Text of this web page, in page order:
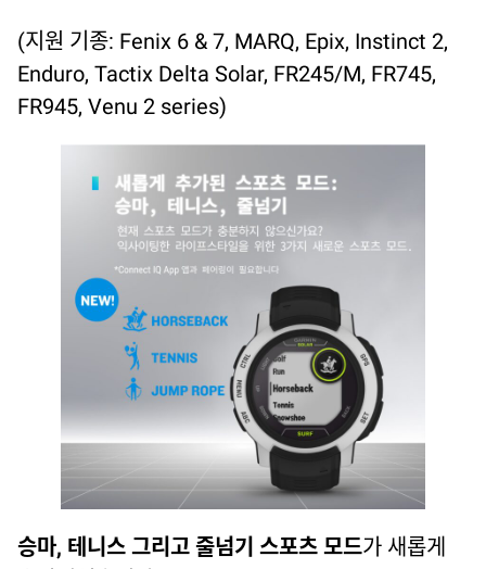
(지원 기종: Fenix 6 & 7, MARQ, Epix, Instinct 2,
Enduro, Tactix Delta Solar, FR245/M, FR745,
FR945, Venu 2 series)
승마, 테니스 그리고 줄넘기 스포츠 모드가 새롭게